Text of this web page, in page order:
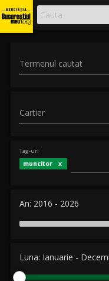
Termenul cautat
Cartier
muncitor
Tag-uri
An: 2016 - 2026
Luna: Ianuarie -